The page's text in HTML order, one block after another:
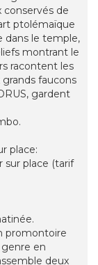
conservés de
ptolémaïque
dans le temple,
montrant le
racontent les
faucons
gardent
place:
sur place (tarif
promontoire
en
deux